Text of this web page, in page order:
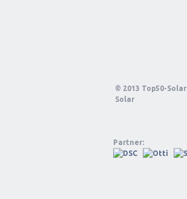
© 2013 Top50-Solar
Solar
Partner: